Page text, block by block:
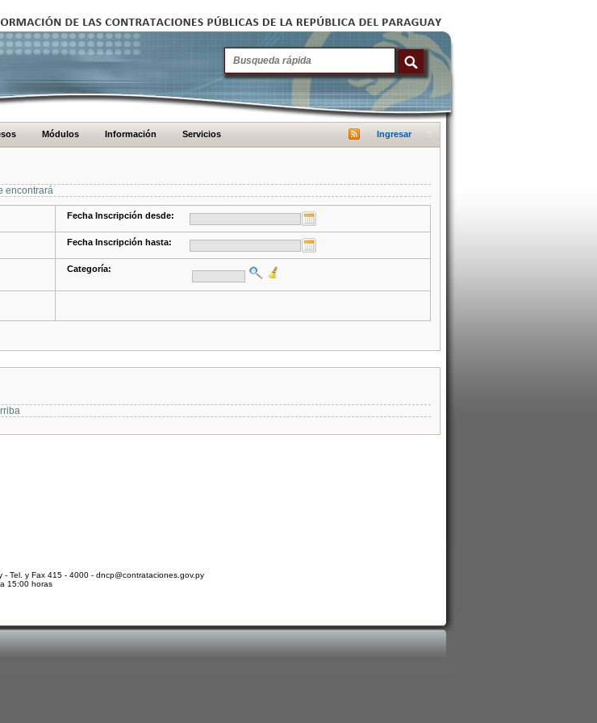
Módulos Información Servicios Ingresar
encontrará
Fecha Inscripción desde:
Fecha Inscripción hasta:
Categoría:
Tel. y Fax 415 - 4000 - dncp@contrataciones.gov.py
15:00 horas